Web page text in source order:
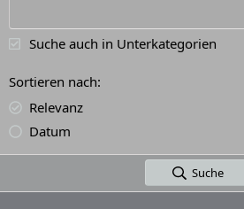
Suche auch in Unterkategorien
Sortieren nach
Relevanz
Datum
Suche